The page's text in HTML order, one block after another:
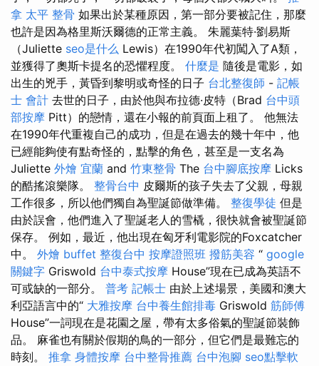
拿 太平 整骨 如果出於某種原因，第一部分要被記住，那麼
也許是因為格里斯沃爾德的正常主義。 朱麗葉特·劉易斯
（Juliette seo是什么 Lewis）在1990年代初闖入了A類，
並獲得了奧斯卡提名的恐懼程度。 什麼是 隨後是電影，如
出生的兇手，黃昏到黎明或奇怪的日子 台北整復師 - 記帳
士 會計 去世的日子，由於他與布拉德·皮特（Brad 台中頭
部按摩 Pitt）的戀情，還在小報的前頁面上租了。 他無法
在1990年代重複自己的成功，但是在過去的幾十年中，他
已經能夠使有點奇怪的，點擊的角色，甚至是一支名為
Juliette 外燴 宜蘭 and 竹東整骨 The 台中腳底按摩 Licks
的酷搖滾樂隊。 整骨台中 皮爾斯的孩子失去了父親，母親
工作很多，所以他們獨自為聖誕節做準備。 整復學徒 但是
由於誤會，他們進入了聖誕老人的雪橇，很快就會被聖誕節
保存。 例如，最近，他出現在匈牙利電影院的Foxcatcher
中。 外燴 buffet 整復台中 按摩證照班 撥筋美容 “ google
關鍵字 Griswold 台中泰式按摩 House”現在已成為英語不
可或缺的一部分。 普考 記帳士 由於上述場景，美國和澳大
利亞語言中的“ 大雅按摩 台中養生館排毒 Griswold 筋師傅
House”一詞現在是花園之屋，帶有太多俗氣的聖誕節裝飾
品。 麻雀也有關於假期的鳥的一部分，但它們是最難忘的
時刻。 推拿 身體按摩 台中整骨推薦 台中泡腳 seo點擊軟